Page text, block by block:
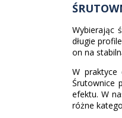
Wybierając
długie
on na
W praktyce
Śrutownice
efektu. W
różne